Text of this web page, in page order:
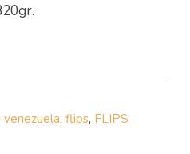
venezuela,flips, FLIPS